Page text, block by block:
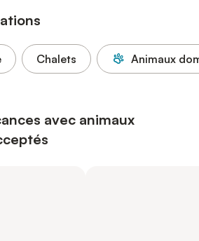
Chalets Animaux
avec animaux